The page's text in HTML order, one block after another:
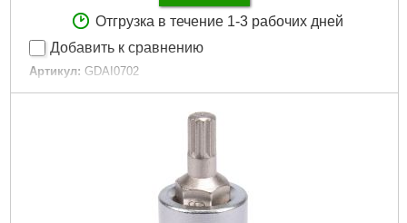
Отгрузка в течение 1-3 рабочих дней
Добавить к сравнению
Артикул: GDAI0702
Код товара: 11.23.95
255x120x40 мм
Подробнее...